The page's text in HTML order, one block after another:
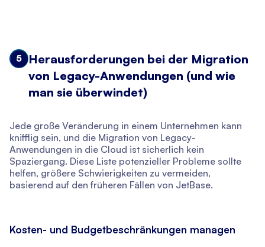
5
Herausforderungen bei der Migration
von Legacy-Anwendungen (und wie
man sie überwindet)
Jede große Veränderung in einem Unternehmen kann
knifflig sein, und die Migration von Legacy-
Anwendungen in die Cloud ist sicherlich kein
Spaziergang. Diese Liste potenzieller Probleme sollte
helfen, größere Schwierigkeiten zu vermeiden,
basierend auf den früheren Fällen von JetBase.
Kosten- und Budgetbeschränkungen managen